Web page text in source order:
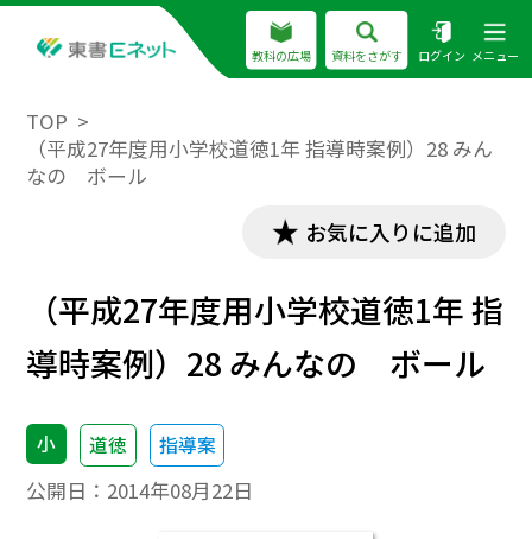
教科の広場 資料をさがす ログイン メニュー
TOP
（平成27年度用小学校道徳1年 指導時案例）28 みん
なの ボール
お気に入りに追加
（平成27年度用小学校道徳1年 指
導時案例）28 みんなの ボール
小 道徳 指導案
公開日： 2014年08月22日